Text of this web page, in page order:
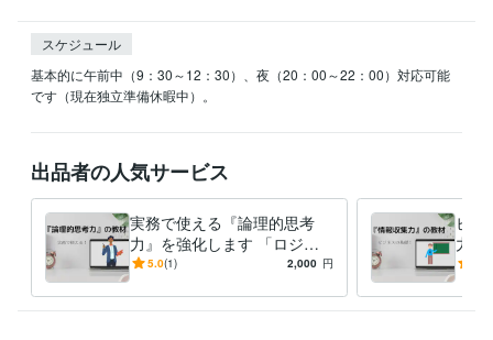
スケジュール
基本的に午前中（9：30～12：30）、夜（20：00～22：00）対応可能
です（現在独立準備休暇中）。
出品者の人気サービス
実務で使える『論理的思考
力』を強化します 「ロジカ
ルシンキングによる問題解
5.0(1) 2,000 円
ビジ
力』
伸び